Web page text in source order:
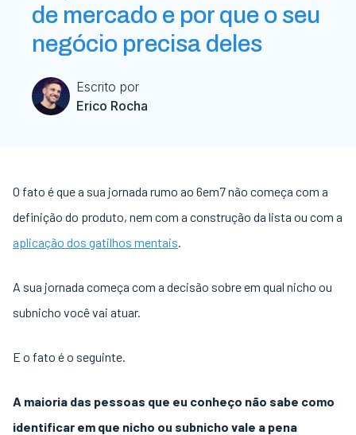
de mercado e por que o seu
negócio precisa deles
Escrito por
Erico Rocha
O fato é que a sua jornada rumo ao 6em7 não começa com a
definição do produto, nem com a construção da lista ou com a
aplicação dos gatilhos mentais.
A sua jornada começa com a decisão sobre em qual nicho ou
subnicho você vai atuar.
E o fato é o seguinte.
A maioria das pessoas que eu conheço não sabe como
identificar em que nicho ou subnicho vale a pena